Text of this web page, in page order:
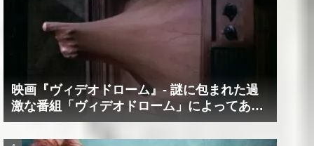
映画『ヴィデオドローム』‐ 謎に包まれた過
激な番組「ヴィデオドローム」によってあな
たの精神は蝕まれる！